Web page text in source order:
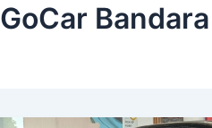
GoCar